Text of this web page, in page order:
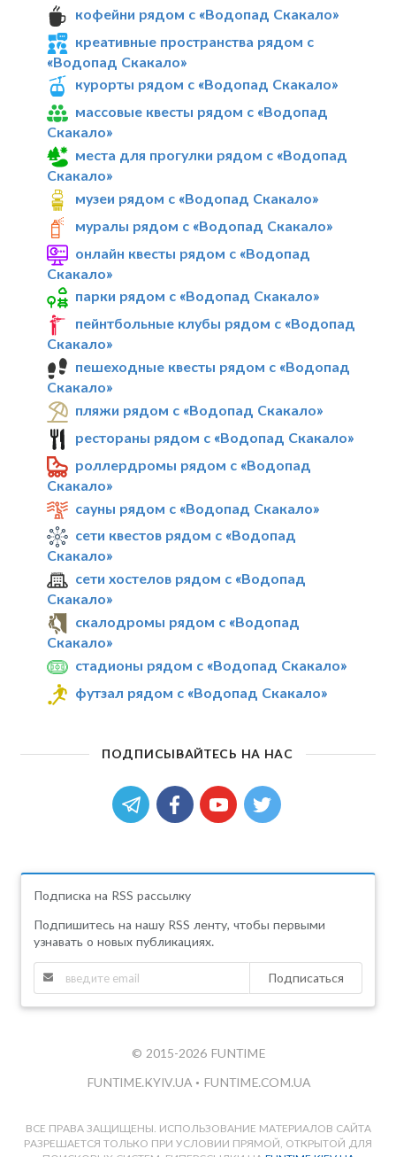
кофейни рядом с «Водопад Скакало»
креативные пространства рядом с
«Водопад Скакало»
курорты рядом с «Водопад Скакало»
массовые квесты рядом с «Водопад
Скакало»
места для прогулки рядом с «Водопад
Скакало»
музеи рядом с «Водопад Скакало»
муралы рядом с «Водопад Скакало»
онлайн квесты рядом с «Водопад
Скакало»
парки рядом с «Водопад Скакало»
пейнтбольные клубы рядом с «Водопад
Скакало»
пешеходные квесты рядом с «Водопад
Скакало»
пляжи рядом с «Водопад Скакало»
рестораны рядом с «Водопад Скакало»
роллердромы рядом с «Водопад
Скакало»
сауны рядом с «Водопад Скакало»
сети квестов рядом с «Водопад
Скакало»
сети хостелов рядом с «Водопад
Скакало»
скалодромы рядом с «Водопад
Скакало»
стадионы рядом с «Водопад Скакало»
футзал рядом с «Водопад Скакало»
ПОДПИСЫВАЙТЕСЬ НА НАС
Подписка на RSS рассылку
Подпишитесь на нашу RSS ленту, чтобы первыми
узнавать о новых публикациях.
Подписаться
© 2015-2026 FUNTIME
FUNTIME.KYIV.UA • FUNTIME.COM.UA
ВСЕ ПРАВА ЗАЩИЩЕНЫ. ИСПОЛЬЗОВАНИЕ МАТЕРИАЛОВ САЙТА
РАЗРЕШАЕТСЯ ТОЛЬКО ПРИ УСЛОВИИ ПРЯМОЙ, ОТКРЫТОЙ ДЛЯ